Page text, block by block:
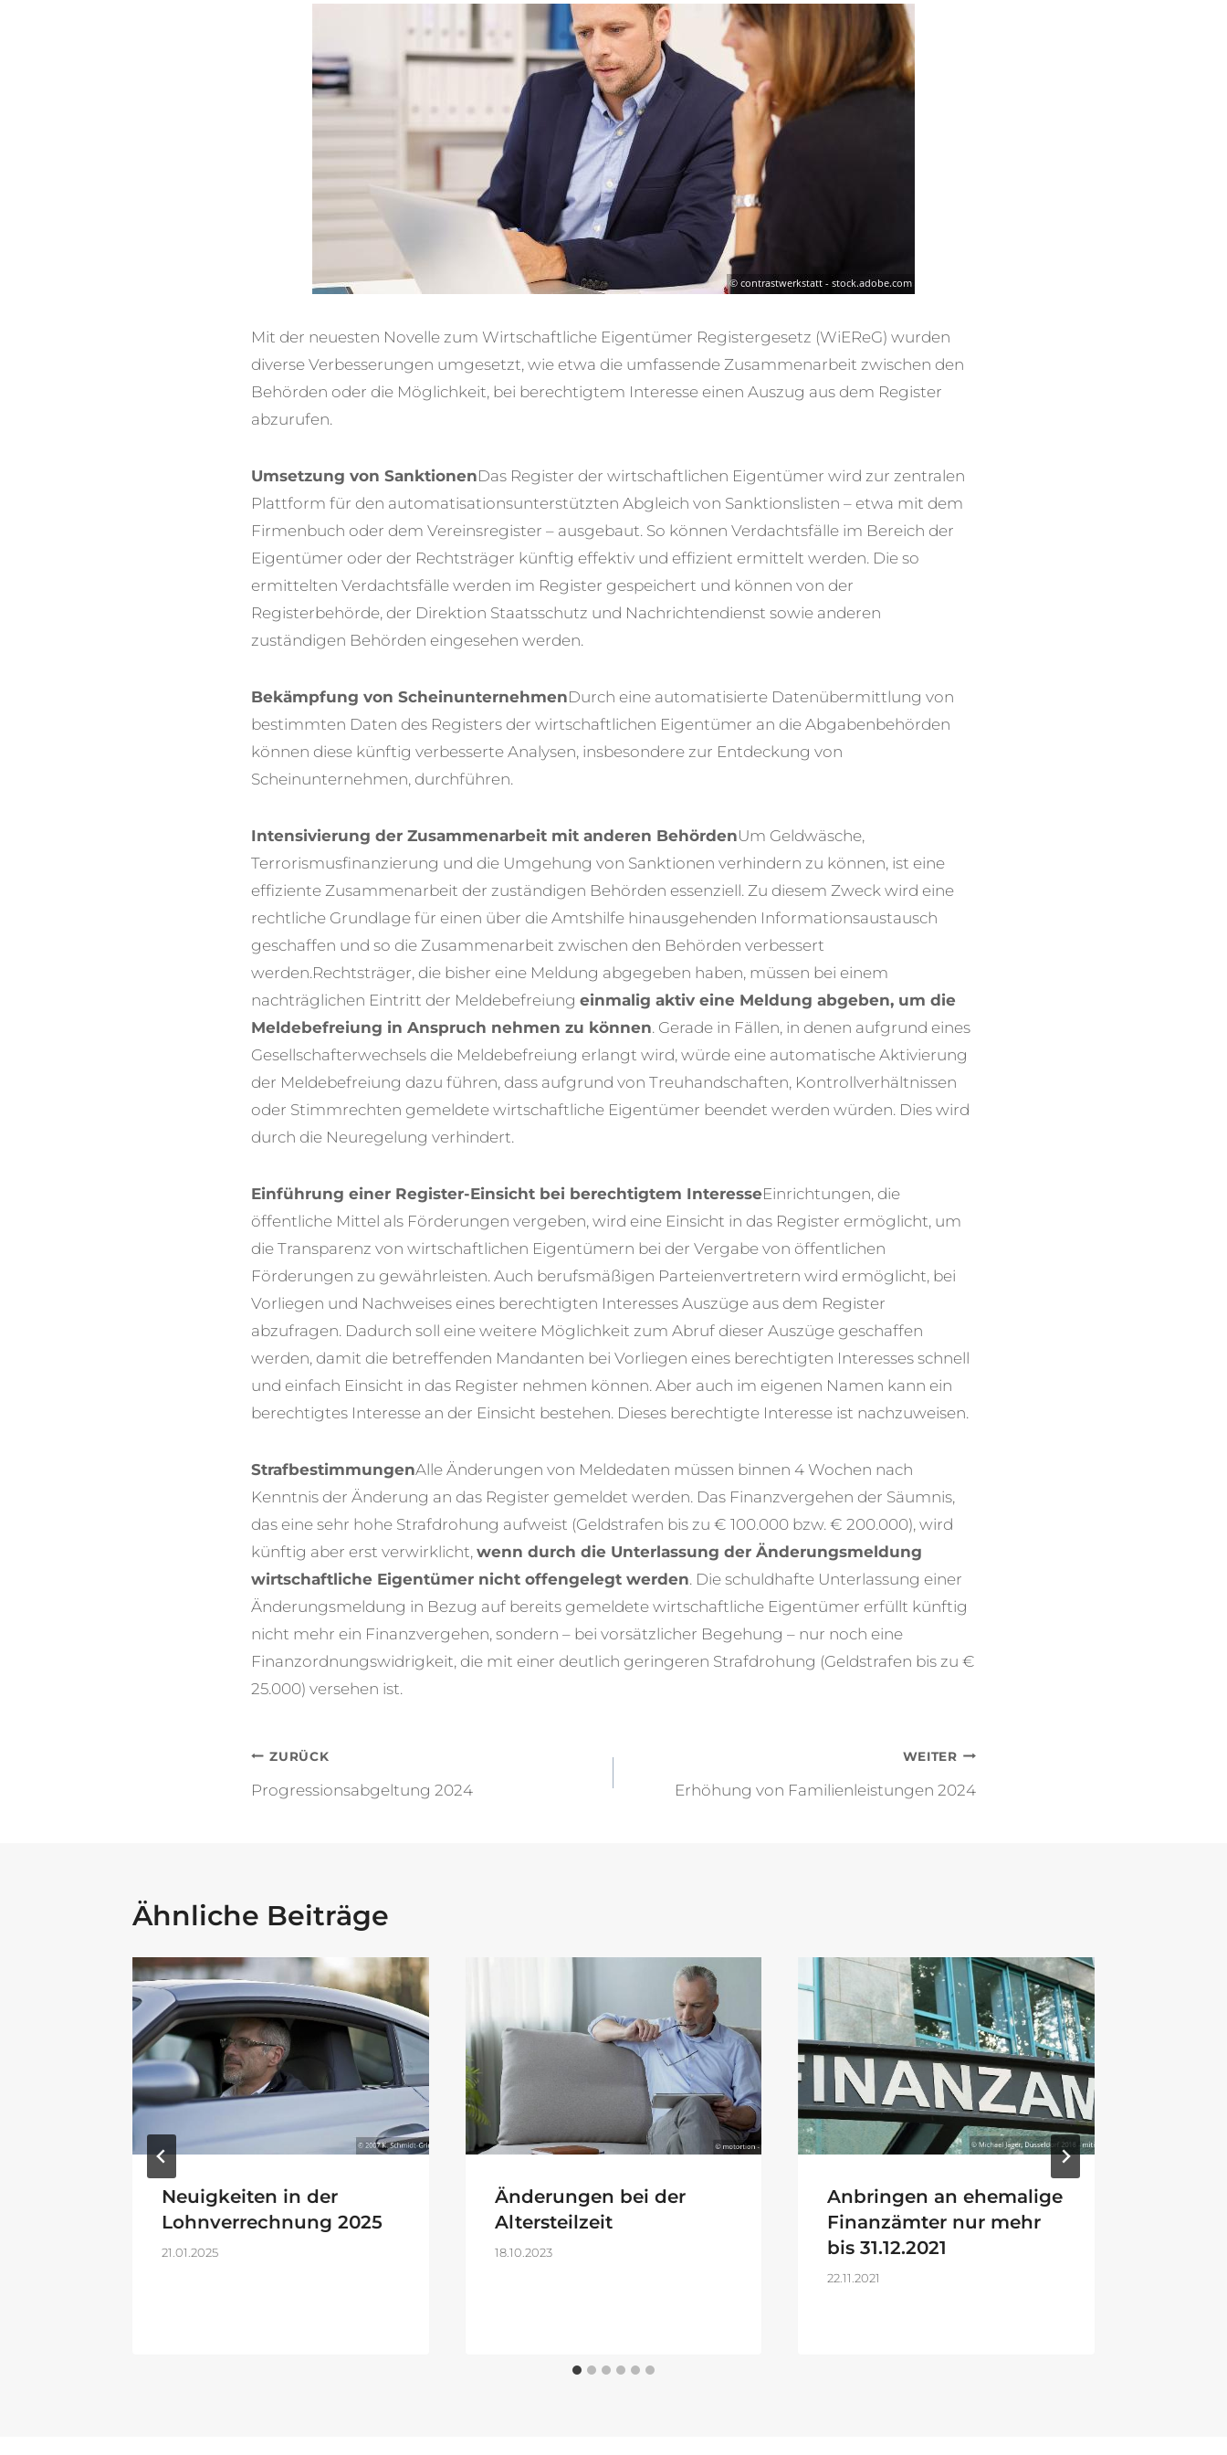
Mit der neuesten Novelle zum Wirtschaftliche Eigentümer Registergesetz (WiEReG) wurden
diverse Verbesserungen umgesetzt, wie etwa die umfassende Zusammenarbeit zwischen den
Behörden oder die Möglichkeit, bei berechtigtem Interesse einen Auszug aus dem Register
abzurufen.
Umsetzung von SanktionenDas Register der wirtschaftlichen Eigentümer wird zur zentralen
Plattform für den automatisationsunterstützten Abgleich von Sanktionslisten – etwa mit dem
Firmenbuch oder dem Vereinsregister – ausgebaut. So können Verdachtsfälle im Bereich der
Eigentümer oder der Rechtsträger künftig effektiv und effizient ermittelt werden. Die so
ermittelten Verdachtsfälle werden im Register gespeichert und können von der
Registerbehörde, der Direktion Staatsschutz und Nachrichtendienst sowie anderen
zuständigen Behörden eingesehen werden.
Bekämpfung von ScheinunternehmenDurch eine automatisierte Datenübermittlung von
bestimmten Daten des Registers der wirtschaftlichen Eigentümer an die Abgabenbehörden
können diese künftig verbesserte Analysen, insbesondere zur Entdeckung von
Scheinunternehmen, durchführen.
Intensivierung der Zusammenarbeit mit anderen BehördenUm Geldwäsche,
Terrorismusfinanzierung und die Umgehung von Sanktionen verhindern zu können, ist eine
effiziente Zusammenarbeit der zuständigen Behörden essenziell. Zu diesem Zweck wird eine
rechtliche Grundlage für einen über die Amtshilfe hinausgehenden Informationsaustausch
geschaffen und so die Zusammenarbeit zwischen den Behörden verbessert
werden.Rechtsträger, die bisher eine Meldung abgegeben haben, müssen bei einem
nachträglichen Eintritt der Meldebefreiung einmalig aktiv eine Meldung abgeben, um die
Meldebefreiung in Anspruch nehmen zu können. Gerade in Fällen, in denen aufgrund eines
Gesellschafterwechsels die Meldebefreiung erlangt wird, würde eine automatische Aktivierung
der Meldebefreiung dazu führen, dass aufgrund von Treuhandschaften, Kontrollverhältnissen
oder Stimmrechten gemeldete wirtschaftliche Eigentümer beendet werden würden. Dies wird
durch die Neuregelung verhindert.
Einführung einer Register-Einsicht bei berechtigtem InteresseEinrichtungen, die
öffentliche Mittel als Förderungen vergeben, wird eine Einsicht in das Register ermöglicht, um
die Transparenz von wirtschaftlichen Eigentümern bei der Vergabe von öffentlichen
Förderungen zu gewährleisten. Auch berufsmäßigen Parteienvertretern wird ermöglicht, bei
Vorliegen und Nachweises eines berechtigten Interesses Auszüge aus dem Register
abzufragen. Dadurch soll eine weitere Möglichkeit zum Abruf dieser Auszüge geschaffen
werden, damit die betreffenden Mandanten bei Vorliegen eines berechtigten Interesses schnell
und einfach Einsicht in das Register nehmen können. Aber auch im eigenen Namen kann ein
berechtigtes Interesse an der Einsicht bestehen. Dieses berechtigte Interesse ist nachzuweisen.
StrafbestimmungenAlle Änderungen von Meldedaten müssen binnen 4 Wochen nach
Kenntnis der Änderung an das Register gemeldet werden. Das Finanzvergehen der Säumnis,
das eine sehr hohe Strafdrohung aufweist (Geldstrafen bis zu € 100.000 bzw. € 200.000), wird
künftig aber erst verwirklicht, wenn durch die Unterlassung der Änderungsmeldung
wirtschaftliche Eigentümer nicht offengelegt werden. Die schuldhafte Unterlassung einer
Änderungsmeldung in Bezug auf bereits gemeldete wirtschaftliche Eigentümer erfüllt künftig
nicht mehr ein Finanzvergehen, sondern – bei vorsätzlicher Begehung – nur noch eine
Finanzordnungswidrigkeit, die mit einer deutlich geringeren Strafdrohung (Geldstrafen bis zu €
25.000) versehen ist.
Beitragsnavigation
ZURÜCK
Progressionsabgeltung 2024
WEITER
Erhöhung von Familienleistungen 2024
Ähnliche Beiträge
Neuigkeiten in der
Lohnverrechnung 2025
21.01.2025
Änderungen bei der
Altersteilzeit
18.10.2023
Anbringen an ehemalige
Finanzämter nur mehr
bis 31.12.2021
22.11.2021